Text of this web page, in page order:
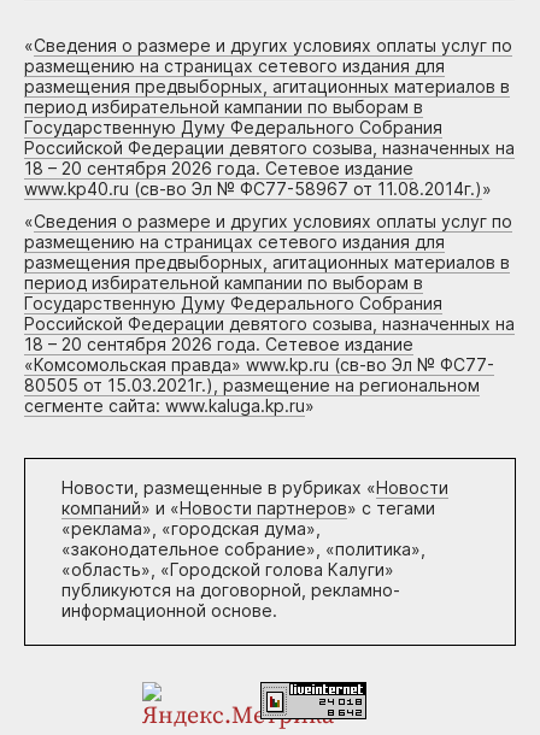
«Сведения о размере и других условиях оплаты услуг по
размещению на страницах сетевого издания для
размещения предвыборных, агитационных материалов в
период избирательной кампании по выборам в
Государственную Думу Федерального Собрания
Российской Федерации девятого созыва, назначенных на
18 – 20 сентября 2026 года. Сетевое издание
www.kp40.ru (св-во Эл № ФС77-58967 от 11.08.2014г.)»
«Сведения о размере и других условиях оплаты услуг по
размещению на страницах сетевого издания для
размещения предвыборных, агитационных материалов в
период избирательной кампании по выборам в
Государственную Думу Федерального Собрания
Российской Федерации девятого созыва, назначенных на
18 – 20 сентября 2026 года. Сетевое издание
«Комсомольская правда» www.kp.ru (св-во Эл № ФС77-
80505 от 15.03.2021г.), размещение на региональном
сегменте сайта: www.kaluga.kp.ru»
Новости, размещенные в рубриках «Новости
компаний» и «Новости партнеров» с тегами
«реклама», «городская дума»,
«законодательное собрание», «политика»,
«область», «Городской голова Калуги»
публикуются на договорной, рекламно-
информационной основе.